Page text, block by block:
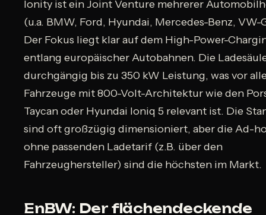
Ionity ist ein Joint Venture mehrerer
(u.a. BMW, Ford, Hyundai, Mercedes-Benz, VW-
Der Fokus liegt klar auf dem High-Power-
entlang europäischer Autobahnen. Die
durchgängig bis zu 350 kW Leistung, was vor
Fahrzeuge mit 800-Volt-Architektur wie den
Taycan oder Hyundai Ioniq 5 relevant ist. Die
sind oft großzügig dimensioniert, aber die Ad-
ohne passenden Ladetarif (z.B. über den
Fahrzeughersteller) sind die höchsten im Markt.
EnBW: Der flächendeckende